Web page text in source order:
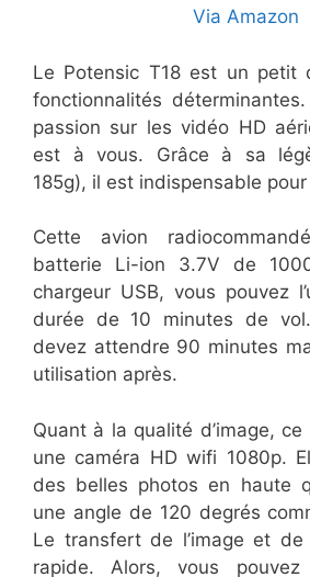
Via Amazon
Le Potensic T18 est un petit
fonctionnalités
passion sur les vidéo HD
est à vous. Grâce à sa
185g), il est indispensable
Cette avion
batterie Li-ion 3.7V de
chargeur USB, vous pouvez
durée de 10 minutes de
devez attendre 90 minutes
utilisation après.
Quant à la qualité d’image,
une caméra HD wifi 1080p.
des belles photos en haute
une angle de 120 degrés
Le transfert de l’image et
rapide. Alors, vous